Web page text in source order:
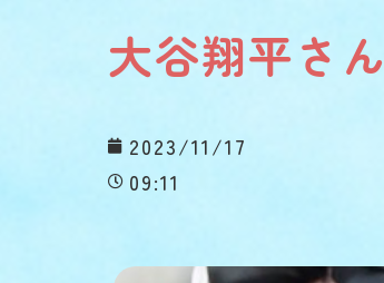
大谷翔平さん
2023/11/17
09:11